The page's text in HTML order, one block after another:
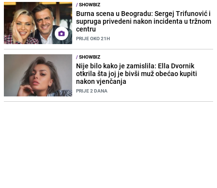
/SHOWBIZ
Burna scena u Beogradu: Sergej Trifunović i
supruga privedeni nakon incidenta u tržnom
centru
PRIJE OKO 21H
/SHOWBIZ
Nije bilo kako je zamislila: Ella Dvornik
otkrila šta joj je bivši muž obećao kupiti
nakon vjenčanja
PRIJE 2 DANA